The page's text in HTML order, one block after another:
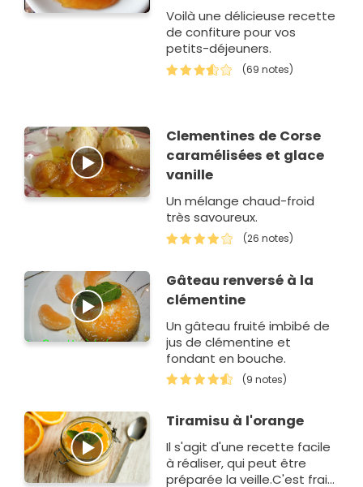
Voilà une délicieuse recette
de confiture pour vos
petits-déjeuners.
(69 notes)
Clementines de Corse
caramélisées et glace
vanille
Un mélange chaud-froid
très savoureux.
(26 notes)
Gâteau renversé à la
clémentine
Un gâteau fruité imbibé de
jus de clémentine et
fondant en bouche.
(9 notes)
Tiramisu à l'orange
Il s'agit d'une recette facile
à réaliser, qui peut être
préparée la veille.C'est frais